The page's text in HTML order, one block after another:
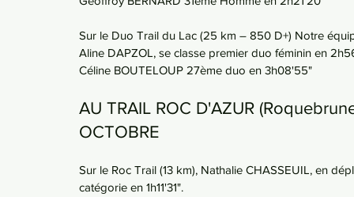
Sur le Duo Trail du Lac (25 km – 850 D+) Notre
Aline DAPZOL, se classe premier duo féminin en
Céline BOUTELOUP 27ème duo en 3h08'55"
AU TRAIL ROC D'AZUR
OCTOBRE
Sur le Roc Trail (13 km), Nathalie CHASSEUIL, en
catégorie en 1h11'31".